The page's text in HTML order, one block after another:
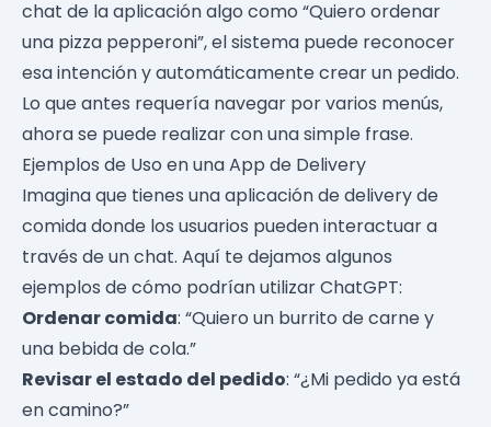
chat de la aplicación algo como “Quiero ordenar
una pizza pepperoni”, el sistema puede reconocer
esa intención y automáticamente crear un pedido.
Lo que antes requería navegar por varios menús,
ahora se puede realizar con una simple frase.
Ejemplos de Uso en una App de Delivery
Imagina que tienes una aplicación de delivery de
comida donde los usuarios pueden interactuar a
través de un chat. Aquí te dejamos algunos
ejemplos de cómo podrían utilizar ChatGPT:
Ordenar comida: “Quiero un burrito de carne y
una bebida de cola.”
Revisar el estado del pedido: “¿Mi pedido ya está
en camino?”